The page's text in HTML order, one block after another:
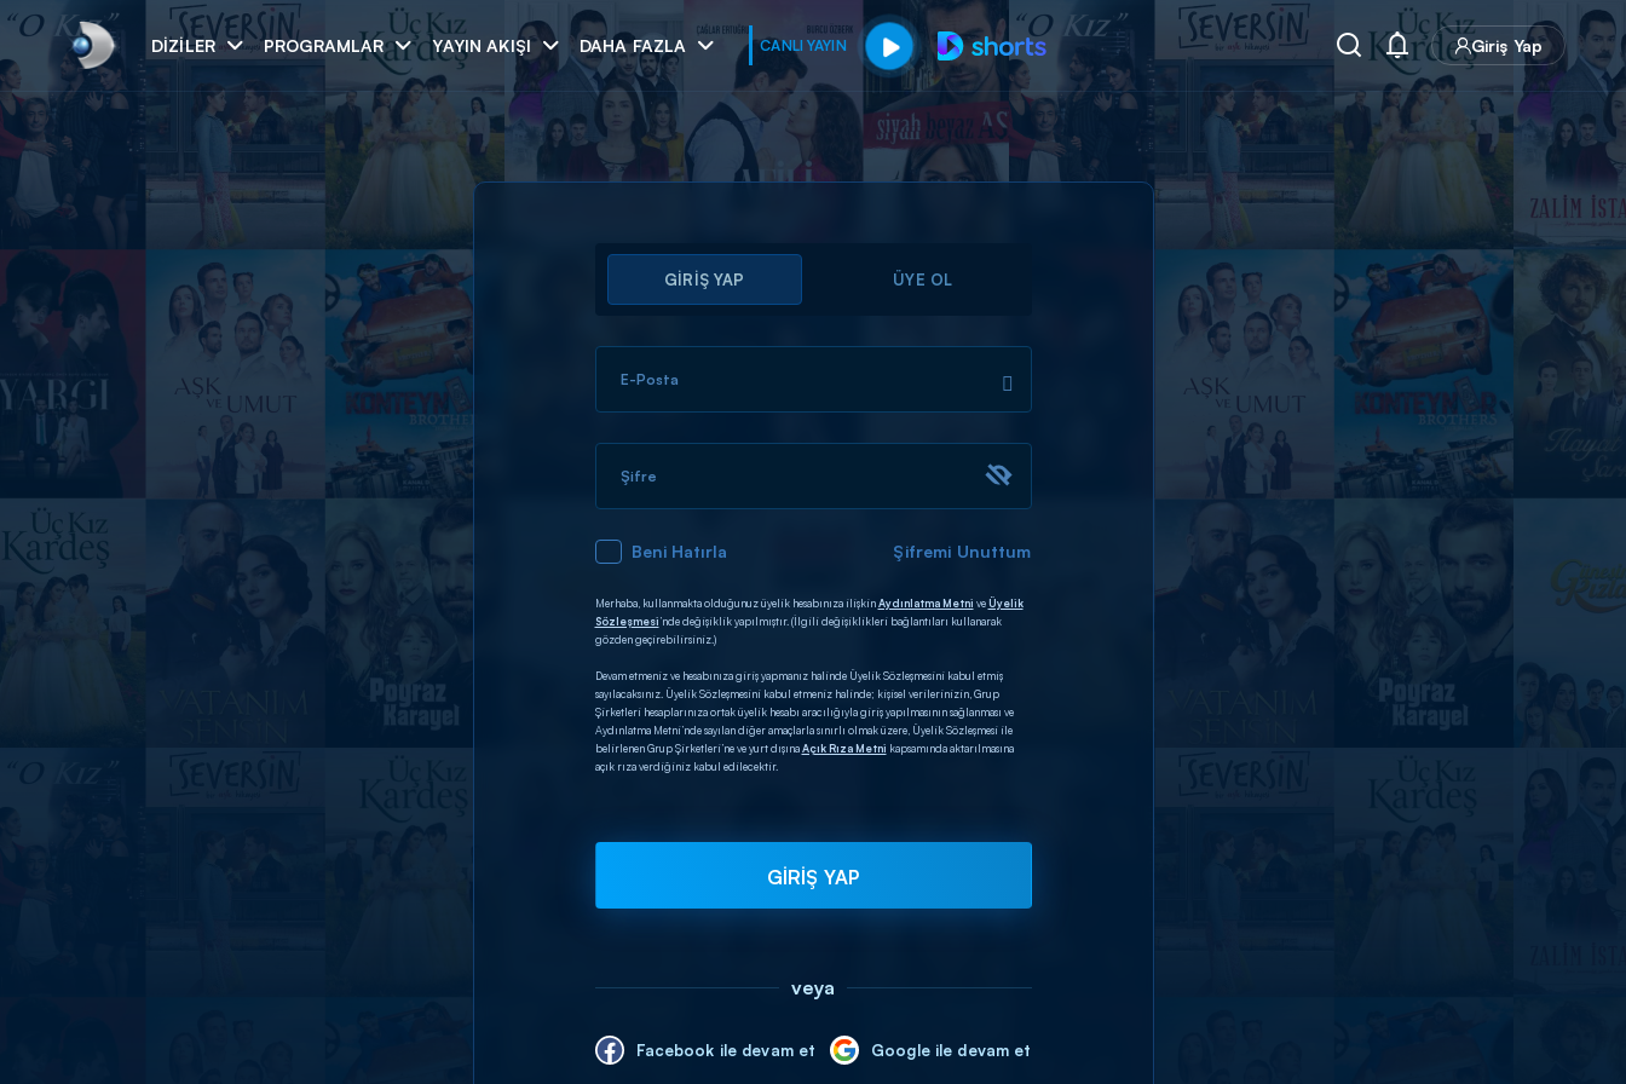
DIZILER PROGRAMLAR YAYIN AKIŞI DAHA FAZLA CANLI YAYIN Giriş Yap
Arama
ARAMA SONUÇLARI
GİRİŞ YAP ÜYE OL
E-Posta
Şifre
Beni Hatırla Şifremi Unuttum
Merhaba, kullanmakta olduğunuz üyelik hesabınıza ilişkinAydınlatma Metni veÜyelik
Sözleşmesi’nde değişiklik yapılmıştır. (İlgili değişiklikleri bağlantıları kullanarak
gözden geçirebilirsiniz.)
Devam etmeniz ve hesabınıza giriş yapmanız halinde Üyelik Sözleşmesini kabul etmiş
sayılacaksınız. Üyelik Sözleşmesini kabul etmeniz halinde; kişisel verilerinizin, Grup
Şirketleri hesaplarınıza ortak üyelik hesabı aracılığıyla giriş yapılmasının sağlanması ve
Aydınlatma Metni’nde sayılan diğer amaçlarla sınırlı olmak üzere, Üyelik Sözleşmesi ile
belirlenen Grup Şirketleri’ne ve yurt dışınaAçık Rıza Metni kapsamında aktarılmasına
açık rıza verdiğiniz kabul edilecektir.
GİRİŞ YAP
veya
Facebook ile devam et Google ile devam et